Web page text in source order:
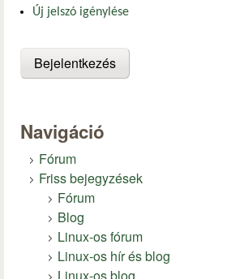
Új jelszó igénylése
Navigáció
Fórum
Friss bejegyzések
Fórum
Blog
Linux-os fórum
Linux-os hír és blog
Linux-os blog